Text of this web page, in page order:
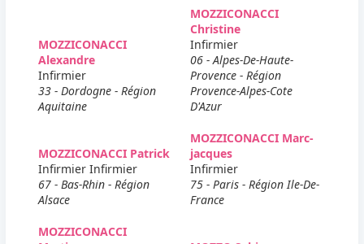
MOZZICONACCI
Alexandre
Infirmier
33 - Dordogne - Région
Aquitaine
MOZZICONACCI
Christine
Infirmier
06 - Alpes-De-Haute-
Provence - Région
Provence-Alpes-Cote
D'Azur
MOZZICONACCI Patrick
Infirmier Infirmier
67 - Bas-Rhin - Région
Alsace
MOZZICONACCI Marc-
jacques
Infirmier
75 - Paris - Région Ile-De-
France
MOZZICONACCI